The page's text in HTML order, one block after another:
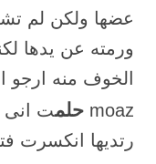
عضها ولكن لم
ورمته عن يدها
moaz حلمت انى
رتديها انكسرت